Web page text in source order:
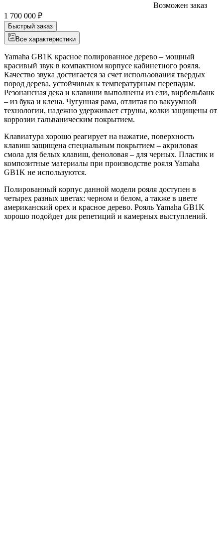
Возможен заказ
1 700 000 ₽
Быстрый заказ
Все характеристики
Yamaha GB1K красное полированное дерево – мощный
красивый звук в компактном корпусе кабинетного рояля.
Качество звука достигается за счет использования твердых
пород дерева, устойчивых к температурным перепадам.
Резонансная дека и клавиши выполнены из ели, вирбельбанк
– из бука и клена. Чугунная рама, отлитая по вакуумной
технологии, надежно удерживает струны, колки защищены от
коррозии гальваническим покрытием.
Клавиатура хорошо реагирует на нажатие, поверхность
клавиш защищена специальным покрытием – акриловая
смола для белых клавиш, феноловая – для черных. Пластик и
композитные материалы при производстве рояля Yamaha
GB1K не используются.
Полированный корпус данной модели рояля доступен в
четырех разных цветах: черном и белом, а также в цвете
американский орех и красное дерево. Рояль Yamaha GB1K
хорошо подойдет для репетиций и камерных выступлений.